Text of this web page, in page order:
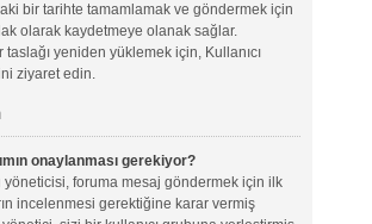
bir tarihte tamamlamak ve göndermek için
olarak kaydetmeye olanak sağlar.
taslağı yeniden yüklemek için, Kullanıcı
ziyaret edin.
onaylanması gerekiyor?
yöneticisi, foruma mesaj göndermek için ilk
incelenmesi gerektiğine karar vermiş